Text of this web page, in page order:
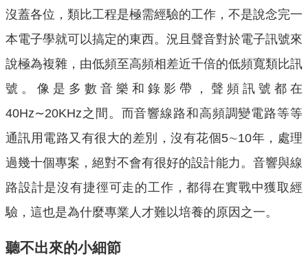
沒蓋各位，類比工程是極需經驗的工作，不是說念完一
本電子學就可以搞定的東西。況且聲音對於電子訊號來
說極為複雜，由低頻至高頻相差近千倍的低頻寬類比訊
號。像是多數音樂和錄影帶，聲頻訊號都在
40Hz∼20KHz之間。而音響線路和高頻調變電路等等
通訊用電路又有很大的差別，沒有花個5∼10年，處理
過幾十個專案，絕對不會有很好的設計能力。音響與線
路設計是沒有捷徑可走的工作，都得在實戰中獲取經
驗，這也是為什麼專業人才難以培養的原因之一。
聽不出來的小細節